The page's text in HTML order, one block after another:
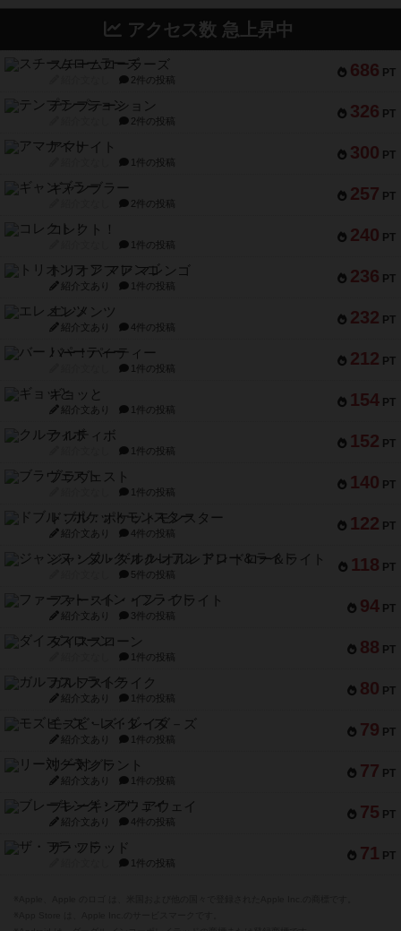
アクセス数 急上昇中
686 PT
スチームローラーズ
2件の投稿
326 PT
テンプテーション
2件の投稿
300 PT
アマナイト
1件の投稿
257 PT
ギャンブラー
2件の投稿
240 PT
コレクト！
1件の投稿
236 PT
トリオンフ ア マレンゴ
紹介文あり 1件の投稿
232 PT
エレメンツ
紹介文あり 4件の投稿
212 PT
バー！パーティー
1件の投稿
154 PT
ギョッと
紹介文あり 1件の投稿
152 PT
クルティボ
1件の投稿
140 PT
ブラヴェスト
1件の投稿
122 PT
ドブル：ポケットモンスター
紹介文あり 4件の投稿
118 PT
ジャンヌ・ダルク-オルレアン ドロー＆ライト
5件の投稿
94 PT
ファースト・イン・フライト
紹介文あり 3件の投稿
88 PT
ダイススローン
1件の投稿
80 PT
ガルフストライク
紹介文あり 1件の投稿
79 PT
モズビ－ズ・レイダ－ズ
紹介文あり 1件の投稿
77 PT
リー対グラント
紹介文あり 1件の投稿
75 PT
ブレーキング・アウェイ
紹介文あり 4件の投稿
71 PT
ザ・フラッド
1件の投稿